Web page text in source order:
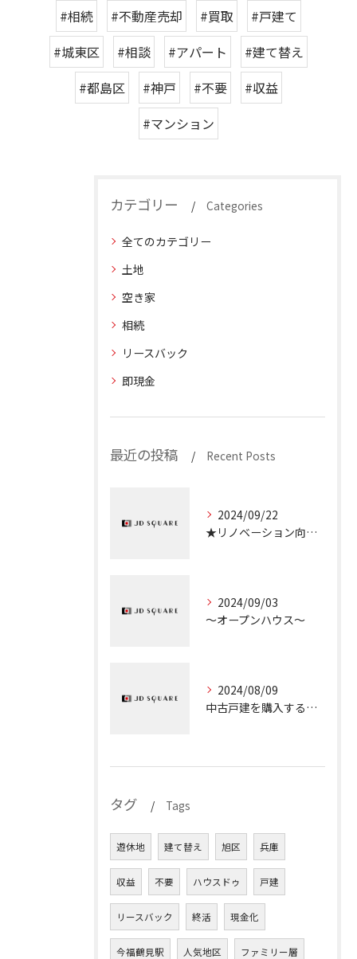
#相続 #不動産売却 #買取
#戸建て
#城東区
#相談 #アパート
#建て替え
#都島区
#神戸 #不要
#収益
#マンション
カテゴリー Categories
全てのカテゴリー
土地
空き家
相続
リースバック
即現金
最近の投稿 Recent Posts
2024/09/22
★リノベーション向き物件のご紹介★
2024/09/03
～オープンハウス～
2024/08/09
中古戸建を購入するときのチェックポイント①『接道義務』
タグ Tags
遊休地 建て替え 旭区 兵庫
収益 不要 ハウスドゥ 戸建
リースバック 終活 現金化
今福鶴見駅 人気地区 ファミリー層